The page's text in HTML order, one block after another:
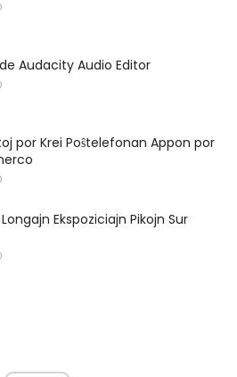
Audacity Audio Editor
por Krei Poŝtelefonan Appon por
Ekspoziciajn Pikojn Sur